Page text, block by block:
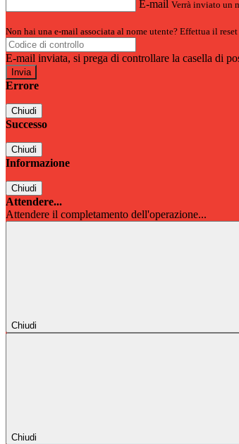
E-mail Verrà inviato un
Non hai una e-mail associata al nome utente? Effettua il
E-mail inviata, si prega di controllare la casella di
Errore
Chiudi
Successo
Chiudi
Informazione
Chiudi
Attendere...
Attendere il completamento dell'operazione...
Chiudi
Chiudi